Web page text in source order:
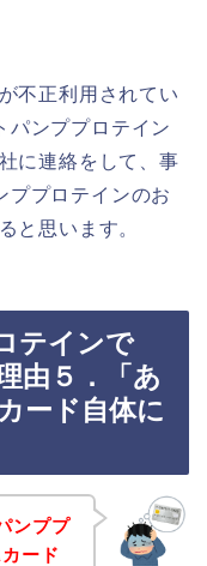
不正利用されてい
パンププロテイン
に連絡をして、事
ププロテインのお
と思います。
テインで
由５．「あ
ード自体に
ンププ
ード